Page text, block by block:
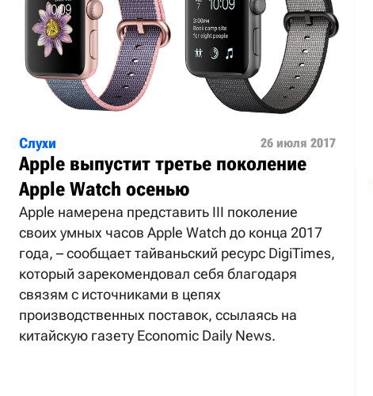
Слухи 26 июля 2017
Apple выпустит третье поколение
Apple Watch осенью
Apple намерена представить III поколение
своих умных часов Apple Watch до конца 2017
года, – сообщает тайваньский ресурс DigiTimes,
который зарекомендовал себя благодаря
связям с источниками в цепях
производственных поставок, ссылаясь на
китайскую газету Economic Daily News.